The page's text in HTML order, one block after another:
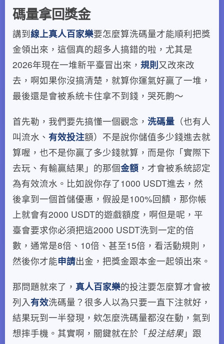
碼量拿回獎金
講到線上真人百家樂要怎麼算洗碼量才能順利把獎
金領出來，這個真的超多人搞錯的啦，尤其是
2026年現在一堆新平臺冒出來， 規則又改來改
去，啊如果你沒搞清楚，就算你運氣好贏了一堆，
最後還是會被系統卡住拿不到錢，哭死齁～
首先勒，我們要先搞懂一個觀念， 洗碼量 （也有人
叫流水、 有效投注額）不是說你儲值多少錢進去就
算喔，也不是你贏了多少錢就算，而是你「實際下
去玩、有輸贏結果」的那個金額 ，才會被系統認定
為有效流水。比如說你存了1000 USDT進去，然
後拿到一個首儲優惠，假設是100%回饋，那你帳
上就會有2000 USDT的遊戲額度，啊但是呢，平
臺會要求你必須把這2000 USDT洗到一定的倍
數，通常是8倍、10倍、甚至15倍，看活動規則，
然後你才能申請出金，把獎金跟本金一起領出來。
那問題就來了， 真人百家樂的投注要怎麼算才會被
列入有效洗碼量？很多人以為只要一直下注就好，
結果玩到一半發現，欸怎麼洗碼量都沒在動，氣到
想摔手機。其實啊，關鍵就在於「投注結果」跟